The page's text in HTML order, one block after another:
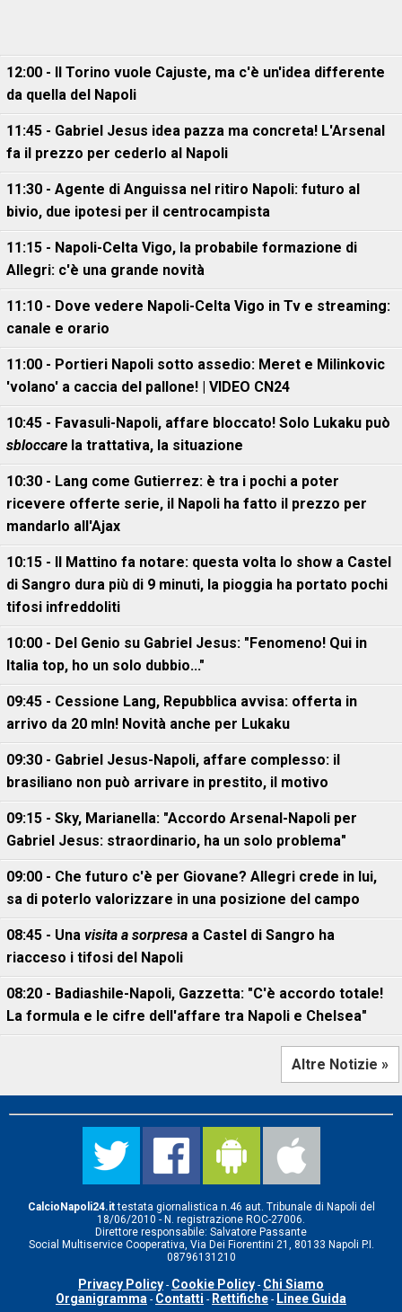
12:00 - Il Torino vuole Cajuste, ma c'è un'idea differente
da quella del Napoli
11:45 - Gabriel Jesus idea pazza ma concreta! L'Arsenal
fa il prezzo per cederlo al Napoli
11:30 - Agente di Anguissa nel ritiro Napoli: futuro al
bivio, due ipotesi per il centrocampista
11:15 - Napoli-Celta Vigo, la probabile formazione di
Allegri: c'è una grande novità
11:10 - Dove vedere Napoli-Celta Vigo in Tv e streaming:
canale e orario
11:00 - Portieri Napoli sotto assedio: Meret e Milinkovic
'volano' a caccia del pallone! | VIDEO CN24
10:45 - Favasuli-Napoli, affare bloccato! Solo Lukaku può
sbloccare la trattativa, la situazione
10:30 - Lang come Gutierrez: è tra i pochi a poter
ricevere offerte serie, il Napoli ha fatto il prezzo per
mandarlo all'Ajax
10:15 - Il Mattino fa notare: questa volta lo show a Castel
di Sangro dura più di 9 minuti, la pioggia ha portato pochi
tifosi infreddoliti
10:00 - Del Genio su Gabriel Jesus: "Fenomeno! Qui in
Italia top, ho un solo dubbio..."
09:45 - Cessione Lang, Repubblica avvisa: offerta in
arrivo da 20 mln! Novità anche per Lukaku
09:30 - Gabriel Jesus-Napoli, affare complesso: il
brasiliano non può arrivare in prestito, il motivo
09:15 - Sky, Marianella: "Accordo Arsenal-Napoli per
Gabriel Jesus: straordinario, ha un solo problema"
09:00 - Che futuro c'è per Giovane? Allegri crede in lui,
sa di poterlo valorizzare in una posizione del campo
08:45 - Una visita a sorpresa a Castel di Sangro ha
riacceso i tifosi del Napoli
08:20 - Badiashile-Napoli, Gazzetta: "C'è accordo totale!
La formula e le cifre dell'affare tra Napoli e Chelsea"
Altre Notizie »
CalcioNapoli24.ittestata giornalistica n.46 aut. Tribunale di Napoli del
18/06/2010 - N. registrazione ROC-27006.
Direttore responsabile: Salvatore Passante
Social Multiservice Cooperativa, Via Dei Fiorentini 21, 80133 Napoli P.I.
08796131210
Privacy Policy - Cookie Policy - Chi Siamo
Organigramma - Contatti - Rettifiche - Linee Guida